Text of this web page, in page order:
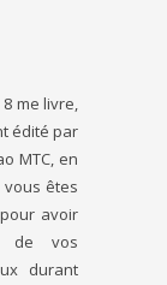
me livre,
édité par
MTC, en
vous êtes
avoir
de vos
durant